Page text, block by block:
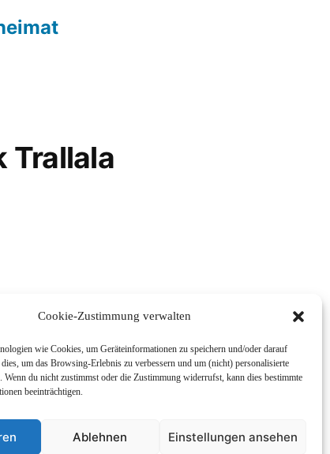
Cookie-Zustimmung verwalten
wie Cookies, um Geräteinformationen zu speichern und/oder darauf
um das Browsing-Erlebnis zu verbessern und um (nicht) personalisierte
Wenn du nicht zustimmst oder die Zustimmung widerrufst, kann dies bestimmte
beeinträchtigen.
Ablehnen Einstellungen ansehen
Trallala